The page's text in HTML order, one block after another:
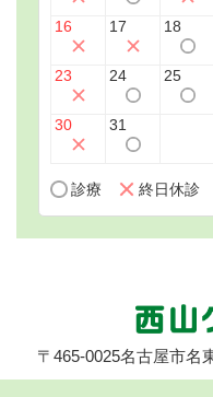
16 17 18
23 24 25
30 31
診療 終日休診
〒465-0025名古屋市名